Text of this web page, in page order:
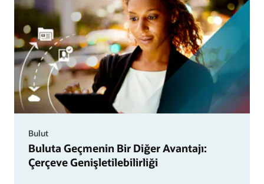
Bulut
Buluta Geçmenin Bir Diğer Avantajı:
Çerçeve Genişletilebilirliği